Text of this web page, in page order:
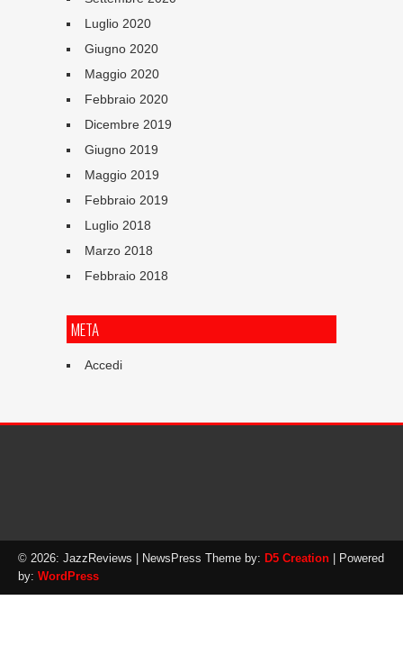
Luglio 2020
Giugno 2020
Maggio 2020
Febbraio 2020
Dicembre 2019
Giugno 2019
Maggio 2019
Febbraio 2019
Luglio 2018
Marzo 2018
Febbraio 2018
META
Accedi
© 2026: JazzReviews | NewsPress Theme by: D5 Creation | Powered
by: WordPress